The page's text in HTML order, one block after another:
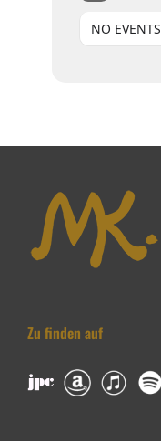
NO EVENTS
Zu finden auf